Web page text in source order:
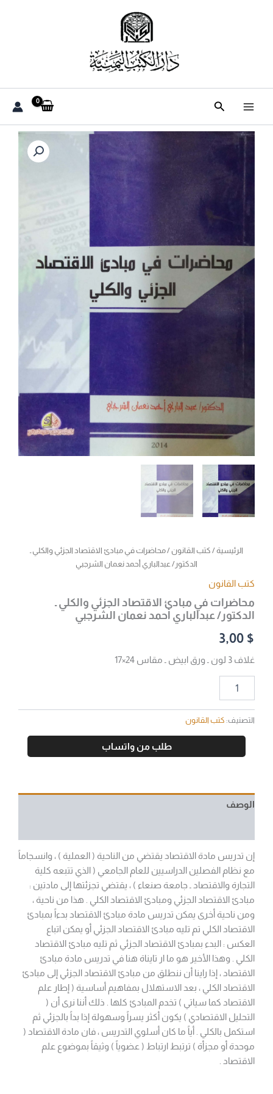
البحث
الرئيسية/ كتب القانون / محاضرات في مبادئ الاقتصاد الجزئي والكلي ـ
الدكتور/ عبدالباري أحمد نعمان الشرجبي
كتب القانون
محاضرات في مبادئ الاقتصاد الجزئي والكلي ـ
الدكتور/ عبدالباري أحمد نعمان الشرجبي
3,00 $
غلاف 3 لون ـ ورق ابيض ـ مقاس 24×17
كمية
مبادئ
الدكتور/
عبدالباري
أحمد
نعمان
التصنيف: كتب القانون
طلب من واتساب
الوصف
إن تدريس مادة الاقتصاد يقتضي من الناحية ( العملية ) ، وانسجاماً
مع نظام الفصلين الدراسيين للعام الجامعي ( الذي تتبعه كلية
التجارة والاقتصاد ـ جامعة صنعاء ) ، يقتضي تجزئتها إلى مادتين :
مبادئ الاقتصاد الجزئي ومبادئ الاقتصاد الكلي . هذا من ناحية ،
ومن ناحية أخرى يمكن تدريس مادة مبادئ الاقتصاد بدءاً بمبادئ
الاقتصاد الكلي تم تليه مبادئ الاقتصاد الجزئي أو يمكن اتباع
العكس : البدء بمبادئ الاقتصاد الجزئي ثم تليه مبادئ الاقتصاد
الكلي . وهذا الأخير هو ما ار تايناة هنا في تدريس مادة مبادئ
الاقتصاد ، إذا راينا أن ننطلق من مبادئ الاقتصاد الجزئي إلى مبادئ
الاقتصاد الكلي ، بعد الاستهلال بمفاهيم أساسية ( إطار علم
الاقتصاد كما سياتي ) تخدم المبادئ كلها . ذلك أننا نرى أن (
التحليل الاقتصادي ) يكون أكثر يسراً وسهولة إذا بداً بالجزئي ثم
استكمل بالكلي . أياً ما كان أسلوي التدريس ، فان مادة الاقتصاد (
موحدة أو مجزأة ) ترتبط ارتباط ( عضوياً ) وثيقاً بموضوع علم
الاقتصاد .